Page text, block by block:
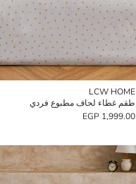
LCW HOME
طقم غطاء لحاف مطبوع فردي
1,999.00 EGP